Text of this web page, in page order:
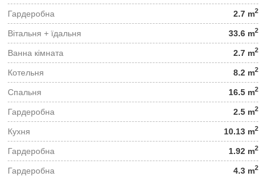
Гардеробна 2.7 m2
Вітальня + їдальня 33.6 m2
Ванна кімната 2.7 m2
Котельня 8.2 m2
Спальня 16.5 m2
Гардеробна 2.5 m2
Кухня 10.13 m2
Гардеробна 1.92 m2
Гардеробна 4.3 m2